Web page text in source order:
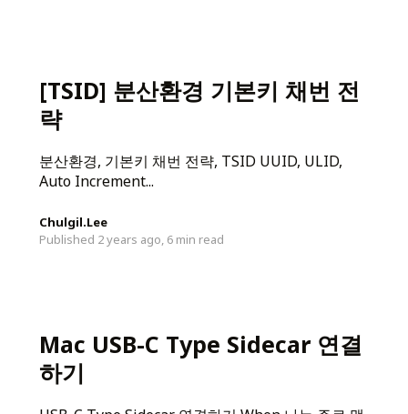
[TSID] 분산환경 기본키 채번 전
략
분산환경, 기본키 채번 전략, TSID UUID, ULID,
Auto Increment...
Chulgil.Lee
Published 2 years ago, 6 min read
Mac USB-C Type Sidecar 연결
하기